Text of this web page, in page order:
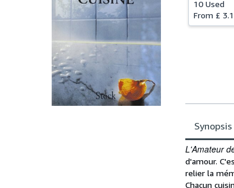
10 Used
From £
Synopsis
Synopsis
L'Amateur
d'amour.
relier la
Chacun